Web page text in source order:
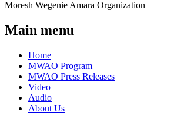
Moresh Wegenie Amara Organization
Main menu
Home
MWAO Program
MWAO Press Releases
Video
Audio
About Us